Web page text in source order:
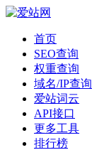
首页
SEO查询
权重查询
域名/IP查询
爱站词云
API接口
更多工具
排行榜